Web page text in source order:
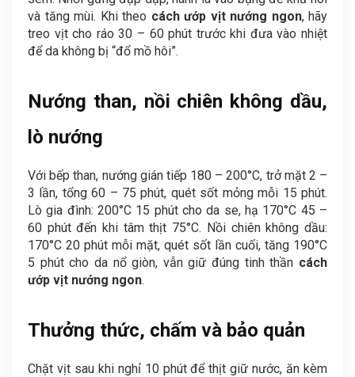
và tăng mùi. Khi theo cách ướp vịt nướng ngon, hãy
treo vịt cho ráo 30 – 60 phút trước khi đưa vào nhiệt
để da không bị “đổ mồ hôi”.
Nướng than, nồi chiên không dầu,
lò nướng
Với bếp than, nướng gián tiếp 180 – 200°C, trở mặt 2 –
3 lần, tổng 60 – 75 phút, quét sốt mỏng mỗi 15 phút.
Lò gia đình: 200°C 15 phút cho da se, hạ 170°C 45 –
60 phút đến khi tâm thịt 75°C. Nồi chiên không dầu:
170°C 20 phút mỗi mặt, quét sốt lần cuối, tăng 190°C
5 phút cho da nổ giòn, vẫn giữ đúng tinh thần cách
ướp vịt nướng ngon.
Thưởng thức, chấm và bảo quản
Chặt vịt sau khi nghỉ 10 phút để thịt giữ nước, ăn kèm